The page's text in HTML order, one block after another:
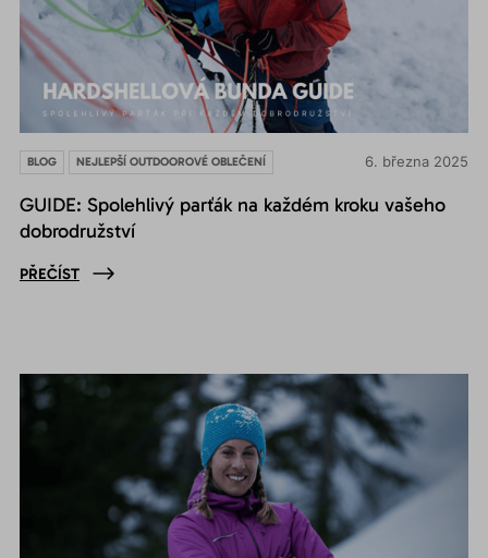
6. března 2025
BLOG NEJLEPŠÍ OUTDOOROVÉ OBLEČENÍ
GUIDE: Spolehlivý parťák na každém kroku vašeho
dobrodružství
PŘEČÍST